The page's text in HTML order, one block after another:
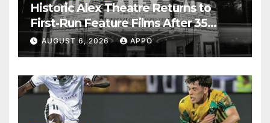
Historic Alex Theatre Returns to
First-Run Feature Films After 35
Years
AUGUST 6, 2026 APPO